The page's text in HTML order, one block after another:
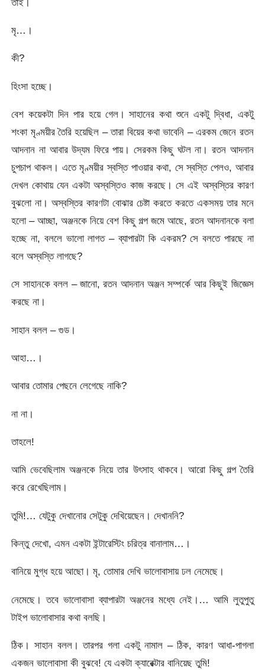
মৃ…।
কী?
হিংসা হচ্ছে।
বেশ কয়েকটা দিন পার হয়ে গেল। সাহানের কথা শুনে একটু দ্বিধা, একটু
শংকা মৃণ্ময়ীর তৈরি হয়েছিল – তারা বিয়ের কথা ভাবেনি – এরকম জেনে রতন
আদনান না আবার উদ্যম ফিরে পায়। সেরকম কিছু ঘটল না। রতন আদনান
চুপচাপ থাকল। এতে মৃণ্ময়ীর স্বস্তি পাওয়ার কথা, সে স্বস্তি পেলও, আবার
দেখল কোথায় যেন একটা অস্বস্তিও কাজ করছে। সে এই অস্বস্তির কারণ
বুঝলো না। অস্বস্তির কারণটা বোঝার চেষ্টা করতে করতে একসময় তার মনে
হলো – আচ্ছা, অঞ্জনকে নিয়ে বেশ কিছু গল্প জমে আছে, রতন আদনানকে বলা
হচ্ছে না, বললে ভালো লাগত – ব্যাপারটা কি একরম? সে বলতে পারছে না
বলে অস্বস্তি লাগছে?
সে সাহানকে বলল – জানো, রতন আদনান অঞ্জন সম্পর্কে আর কিছুই জিজ্ঞেস
করছে না।
সাহান বলল – গুড।
আহা…।
আবার তোমার পেছনে লেগেছে নাকি?
না না।
তাহলে!
আমি ভেবেছিলাম অঞ্জনকে নিয়ে তার উৎসাহ থাকবে। আরো কিছু গল্প তৈরি
করে রেখেছিলাম।
তুমি!… যেটুকু দেখানোর সেটুকু দেখিয়েছেন। দেখাননি?
কিন্তু দেখো, এমন একটা ইন্টারেস্টিং চরিত্র বানালাম…।
বানিয়ে মুগ্ধ হয়ে আছো। মৃ, তোমার দেখি ভালোবাসায় ঢল নেমেছে।
নেমেছে। তবে ভালোবাসা ব্যাপারটা অঞ্জনের মধ্যে নেই।… আমি লুতুপুতু
টাইপ ভালোবাসার কথা বলছি।
ঠিক। সাহান বলল। তারপর গলা একটু নামাল – ঠিক, কারণ আধা-পাগলা
একজন ভালোবাসা কী বুঝবে! যে একটা ক্যারেক্টার বানিয়েছ তুমি!